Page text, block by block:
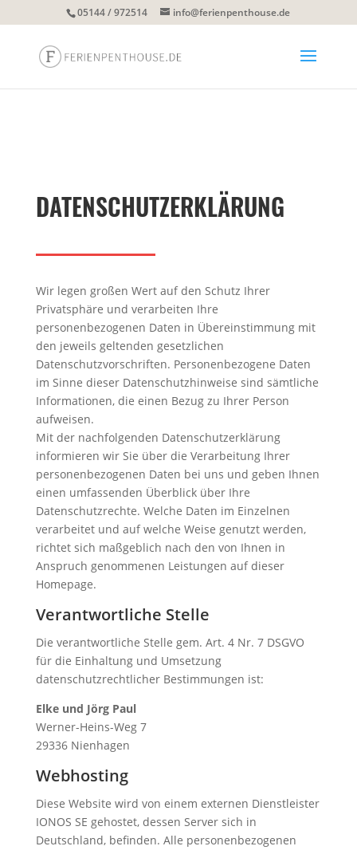
05144 / 972514 info@ferienpenthouse.de
DATENSCHUTZERKLÄRUNG
Wir legen großen Wert auf den Schutz Ihrer
Privatsphäre und verarbeiten Ihre
personenbezogenen Daten in Übereinstimmung mit
den jeweils geltenden gesetzlichen
Datenschutzvorschriften. Personenbezogene Daten
im Sinne dieser Datenschutzhinweise sind sämtliche
Informationen, die einen Bezug zu Ihrer Person
aufweisen.
Mit der nachfolgenden Datenschutzerklärung
informieren wir Sie über die Verarbeitung Ihrer
personenbezogenen Daten bei uns und geben Ihnen
einen umfassenden Überblick über Ihre
Datenschutzrechte. Welche Daten im Einzelnen
verarbeitet und auf welche Weise genutzt werden,
richtet sich maßgeblich nach den von Ihnen in
Anspruch genommenen Leistungen auf dieser
Homepage.
Verantwortliche Stelle
Die verantwortliche Stelle gem. Art. 4 Nr. 7 DSGVO
für die Einhaltung und Umsetzung
datenschutzrechtlicher Bestimmungen ist:
Elke und Jörg Paul
Werner-Heins-Weg 7
29336 Nienhagen
Webhosting
Diese Website wird von einem externen Dienstleister
IONOS SE gehostet, dessen Server sich in
Deutschland, befinden. Alle personenbezogenen